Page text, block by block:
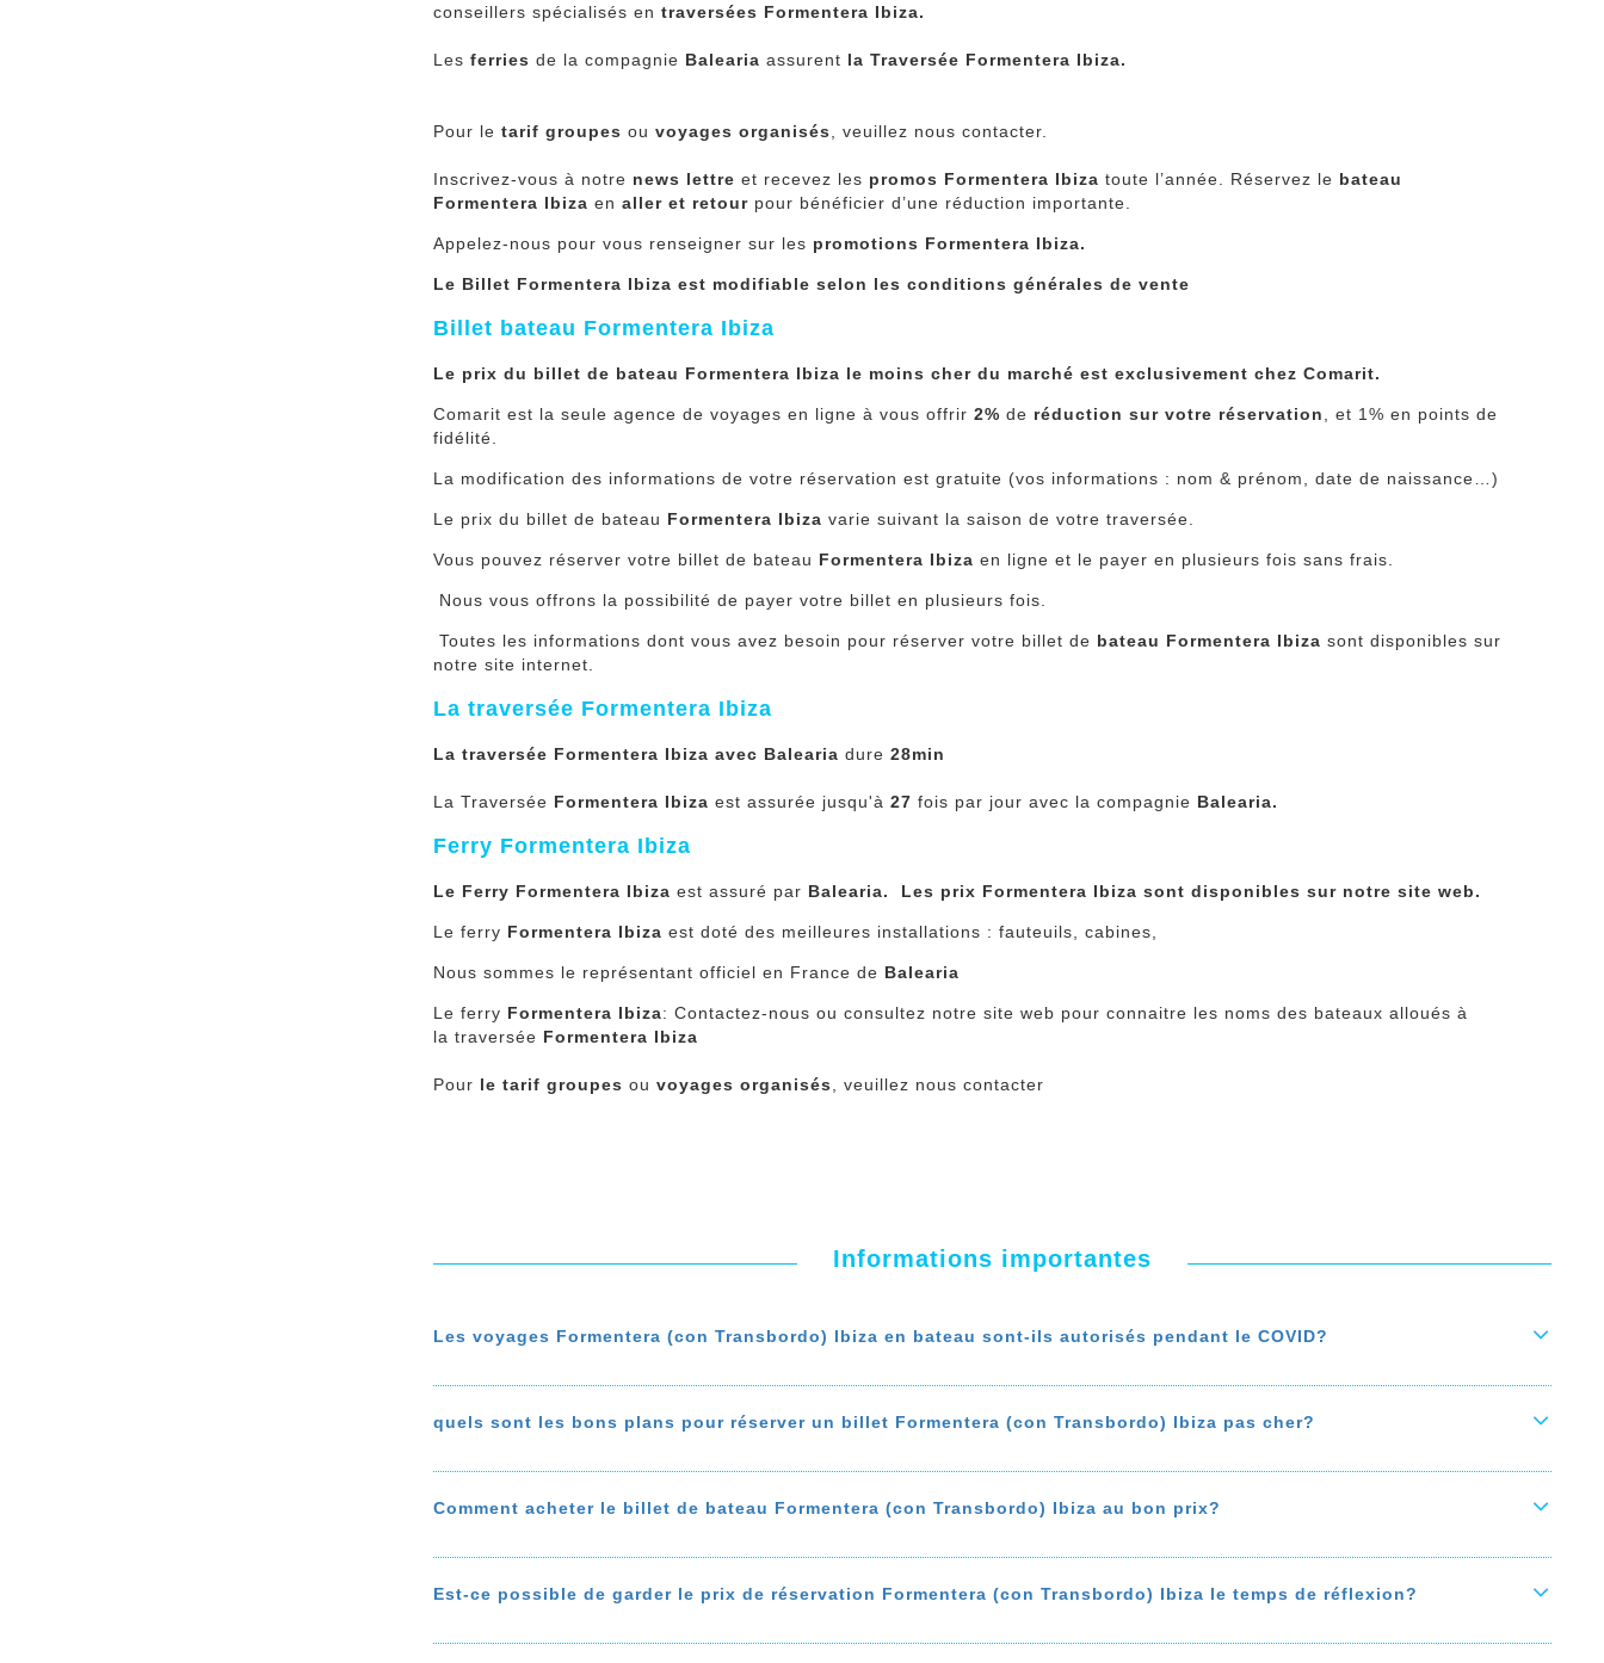
conseillers spécialisés entraversées Formentera Ibiza.
Lesferries de la compagnie Balearia assurent la Traversée Formentera Ibiza.
Pour letarif groupes ouvoyages organisés, veuillez nous contacter.
Inscrivez-vous à notre news lettre et recevez les promos Formentera Ibiza toute l’année. Réservez le bateau
Formentera Ibiza enaller et retour pour bénéficier d’une réduction importante.
Appelez-nous pour vous renseigner sur les promotions Formentera Ibiza.
Le Billet Formentera Ibiza est modifiable selon les conditions générales de vente
Billet bateau Formentera Ibiza
Le prix du billet de bateau Formentera Ibiza le moins cher du marché est exclusivement chez Comarit.
Comarit est la seule agence de voyages en ligne à vous offrir2% de réduction sur votre réservation, et 1% en points de
fidélité.
La modification des informations de votre réservation est gratuite (vos informations : nom & prénom, date de naissance…)
Le prix du billet de bateau Formentera Ibiza varie suivant la saison de votre traversée.
Vous pouvez réserver votre billet de bateau Formentera Ibiza en ligne et le payer en plusieurs fois sans frais.
Nous vous offrons la possibilité de payer votre billet en plusieurs fois.
Toutes les informations dont vous avez besoin pour réserver votre billet de bateau Formentera Ibizasont disponibles sur
notre site internet.
La traversée Formentera Ibiza
La traversée Formentera Ibiza avec Baleariadure28min
La Traversée Formentera Ibiza est assurée jusqu'à27 fois par jour avec la compagnie Balearia.
Ferry Formentera Ibiza
Le Ferry Formentera Ibizaest assuré par Balearia. Les prix Formentera Ibiza sont disponibles sur notre site web.
Le ferry Formentera Ibiza est doté des meilleures installations : fauteuils, cabines,
Nous sommes le représentant officiel en France de Balearia
Le ferry Formentera Ibiza: Contactez-nous ou consultez notre site web pour connaitre les noms des bateaux alloués à
la traversée Formentera Ibiza
Pour le tarif groupes ouvoyages organisés , veuillez nous contacter
Informations importantes
Les voyages Formentera (con Transbordo) Ibiza en bateau sont-ils autorisés pendant le COVID?
Durant la troisième vague du covid, les voyages Formentera (con Transbordo) Ibiza en bateau ne sont pas autorisés
jusqu’au 20 Mai 2021
quels sont les bons plans pour réserver un billet Formentera (con Transbordo) Ibiza pas cher?
Pour réserver un billet de bateau Formentera (con Transbordo) Ibiza vraiement pas cher, suivez nos bons plan
pour économiser jusqu'à 50% sur le prix de votre ticket de bateau
: bon moment pour acheter
bateau de Formentera (con Transbordo) à Ibiza, privilégiez les agences de voyages avec des programmes de fidélité, et
Comment acheter le billet de bateau Formentera (con Transbordo) Ibiza au bon prix?
Ce guide vous explique comment trouver le billet de bateu Formentera (con Transbordo) Ibiza au bon prix. Le prix du billet
Formentera (con Transbordo) Ibiza varie selon la saison, le ferry, les frais de service appliqués par les agences de
voyage, et les frais de paiement bancaire...
Est-ce possible de garder le prix de réservation Formentera (con Transbordo) Ibiza le temps de réflexion?
Vous avez besoin d'un temps de réflexion? Notre agence de voyage vous offre la possibilité de bloquer le prix votre